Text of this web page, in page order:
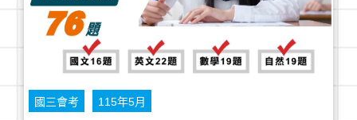
國三會考 115年5月